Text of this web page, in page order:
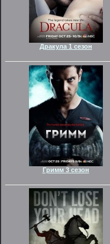
Дракула 1 сезон
Гримм 3 сезон